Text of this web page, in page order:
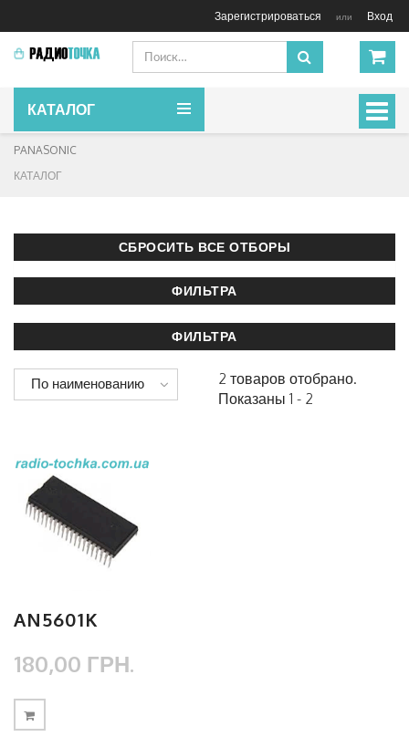
Зарегистрироваться или Вход
КАТАЛОГ
PANASONIC
КАТАЛОГ
По наименованию
2 товаров отобрано.
Показаны 1 - 2
AN5601K
180,00 ГРН.